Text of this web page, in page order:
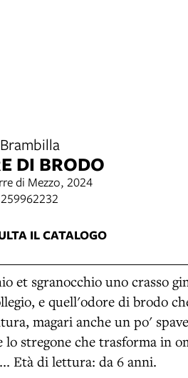
DI BRODO
di Mezzo, 2024
IL CATALOGO
et sgranocchio uno crasso
e quell'odore di brodo
magari anche un po'
lo stregone che trasforma in
Età di lettura: da 6 anni.